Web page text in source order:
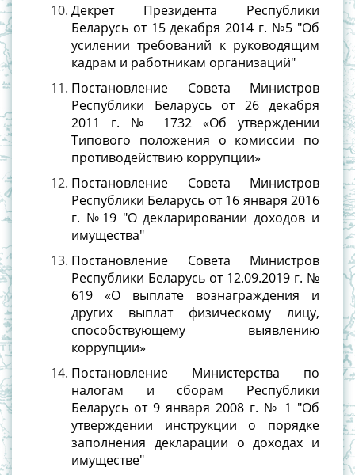
Декрет Президента Республики
Беларусь от 15 декабря 2014 г. №5 "Об
усилении требований к руководящим
кадрам и работникам организаций"
Постановление Совета Министров
Республики Беларусь от 26 декабря
2011 г. № 1732 «Об утверждении
Типового положения о комиссии по
противодействию коррупции»
Постановление Совета Министров
Республики Беларусь от 16 января 2016
г. №19 "О декларировании доходов и
имущества"
Постановление Совета Министров
Республики Беларусь от 12.09.2019 г. №
619 «О выплате вознаграждения и
других выплат физическому лицу,
способствующему выявлению
коррупции»
Постановление Министерства по
налогам и сборам Республики
Беларусь от 9 января 2008 г. № 1 "Об
утверждении инструкции о порядке
заполнения декларации о доходах и
имуществе"